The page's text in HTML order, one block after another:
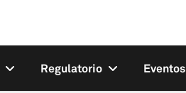
Regulatorio Eventos